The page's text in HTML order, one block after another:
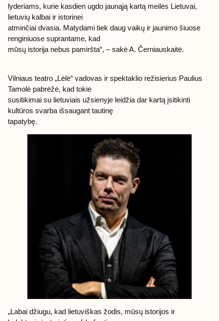
lyderiams, kurie kasdien ugdo jaunąją kartą meilės Lietuvai,
lietuvių kalbai ir istorinei
atminčiai dvasia. Matydami tiek daug vaikų ir jaunimo šiuose
renginiuose suprantame, kad
mūsų istorija nebus pamiršta“, – sakė A. Černiauskaitė.
Vilniaus teatro „Lėlė“ vadovas ir spektaklio režisierius Paulius
Tamolė pabrėžė, kad tokie
susitikimai su lietuviais užsienyje leidžia dar kartą įsitikinti
kultūros svarba išsaugant tautinę
tapatybę.
„Labai džiugu, kad lietuviškas žodis, mūsų istorijos ir